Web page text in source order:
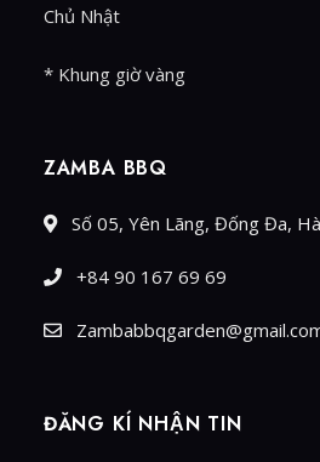
Chủ Nhật
* Khung giờ vàng
ZAMBA BBQ
Số 05, Yên Lãng, Đống Đa,
+84 90 167 69 69
ĐĂNG KÍ NHẬN TIN